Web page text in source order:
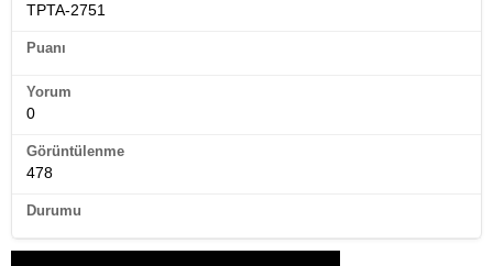
TPTA-2751
Puanı
Yorum
0
Görüntülenme
478
Durumu